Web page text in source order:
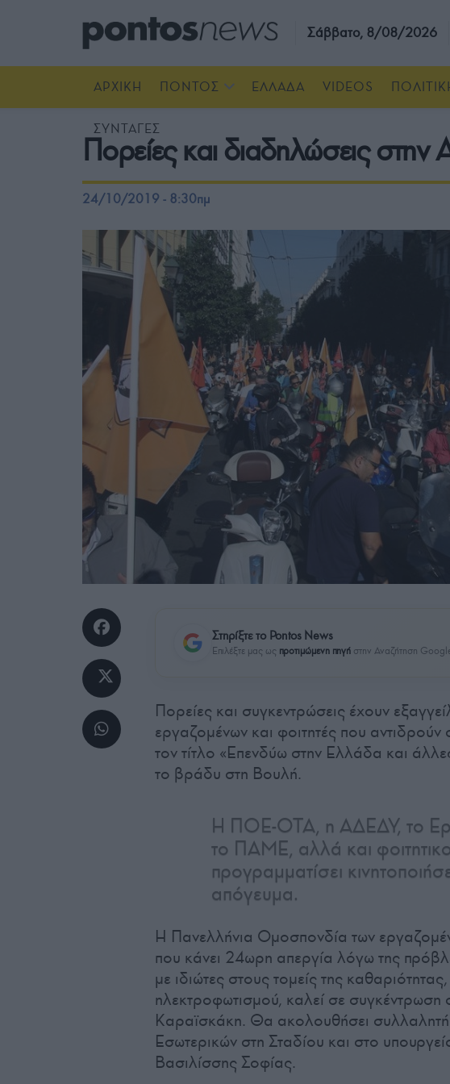
Σάββατο, 8/08/2026
ΑΡΧΙΚΗ ΠΟΝΤΟΣ ΕΛΛΑΔΑ VIDEOS
ΣΥΝΤΑΓΕΣ
Πορείες και διαδηλώσεις στην
24/10/2019 - 8:30πμ
Στηρίξτε το Pontos News
Επιλέξτε μας ως προτιμώμενη πηγή στην Αναζήτηση
Πορείες και συγκεντρώσεις έχουν
εργαζομένων και φοιτητές που αντιδρούν
τον τίτλο «Επενδύω στην Ελλάδα και
το βράδυ στη Βουλή.
Η ΠΟΕ-ΟΤΑ, η ΑΔΕΔΥ, το
το ΠΑΜΕ, αλλά και
προγραμματίσει
απόγευμα.
Η Πανελλήνια Ομοσπονδία των
που κάνει 24ωρη απεργία λόγω της
με ιδιώτες στους τομείς της
ηλεκτροφωτισμού, καλεί σε συγκέντρωση
Καραϊσκάκη. Θα ακολουθήσει
Εσωτερικών στη Σταδίου και στο
Βασιλίσσης Σοφίας.